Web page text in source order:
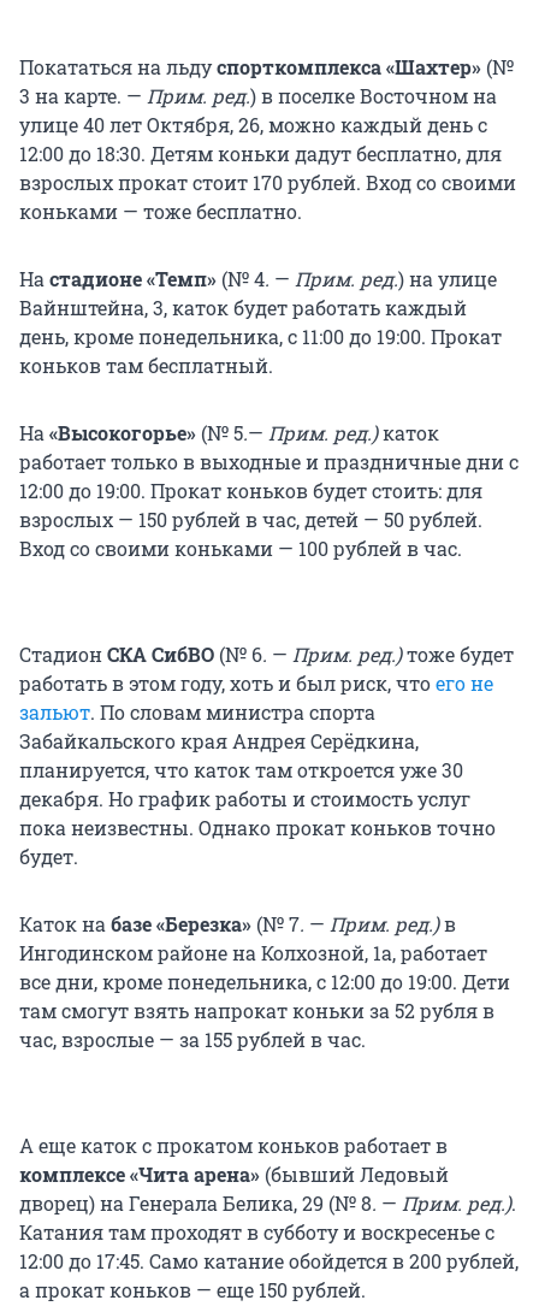
Покататься на льдуспорткомплекса «Шахтер» (№
3 на карте. — Прим. ред.) в поселке Восточном на
улице 40 лет Октября, 26, можно каждый день с
12:00 до 18:30. Детям коньки дадут бесплатно, для
взрослых прокат стоит 170 рублей. Вход со своими
коньками — тоже бесплатно.
Настадионе «Темп» (№ 4. — Прим. ред.) на улице
Вайнштейна, 3, каток будет работать каждый
день, кроме понедельника, с 11:00 до 19:00. Прокат
коньков там бесплатный.
На«Высокогорье» (№ 5.— Прим. ред.)каток
работает только в выходные и праздничные дни с
12:00 до 19:00. Прокат коньков будет стоить: для
взрослых — 150 рублей в час, детей — 50 рублей.
Вход со своими коньками — 100 рублей в час.
СтадионСКА СибВО (№ 6. — Прим. ред.)тоже будет
работать в этом году, хоть и был риск, чтоего не
зальют. По словам министра спорта
Забайкальского края Андрея Серёдкина,
планируется, что каток там откроется уже 30
декабря. Но график работы и стоимость услуг
пока неизвестны. Однако прокат коньков точно
будет.
Каток набазе «Березка» (№ 7. — Прим. ред.)в
Ингодинском районе на Колхозной, 1а, работает
все дни, кроме понедельника, с 12:00 до 19:00. Дети
там смогут взять напрокат коньки за 52 рубля в
час, взрослые — за 155 рублей в час.
А еще каток с прокатом коньков работает в
комплексе «Чита арена» (бывший Ледовый
дворец)на Генерала Белика, 29 (№ 8. — Прим. ред.).
Катания там проходят в субботу и воскресенье с
12:00 до 17:45. Само катание обойдется в 200 рублей,
а прокат коньков — еще 150 рублей.